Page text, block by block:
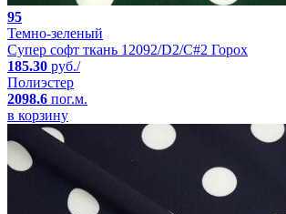
95
Темно-зеленый
Супер софт ткань 12092/D2/C#2 Горох
185.30 руб./
Полиэстер
2098.6 пог.м.
в корзину